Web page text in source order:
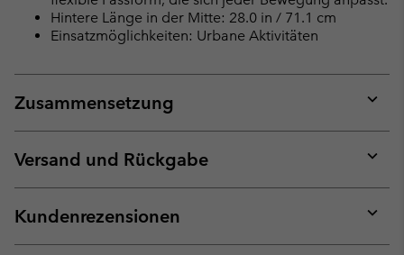
Hintere Länge in der Mitte: 28.0 in / 71.1 cm
Einsatzmöglichkeiten: Urbane Aktivitäten
Zusammensetzung
or
Versand und Rückgabe
or
Kundenrezensionen
or